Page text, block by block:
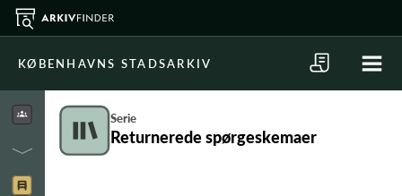
KØBENHAVNS STADSARKIV
Serie
Returnerede spørgeskemaer